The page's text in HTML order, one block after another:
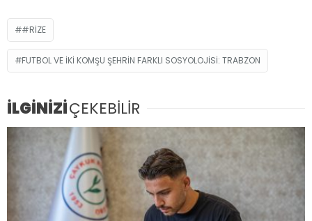
#RIZE
FUTBOL VE İKİ KOMŞU ŞEHRİN FARKLI SOSYOLOJİSİ: TRABZON
İLGİNİZİÇEKEBİLİR